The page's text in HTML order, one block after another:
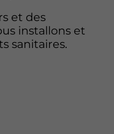
et des
installons et
sanitaires.